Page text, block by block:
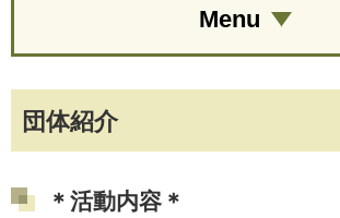
団体紹介
＊活動内容＊
Menu